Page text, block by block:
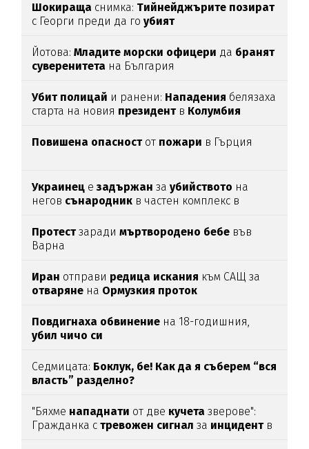
Шокираща снимка: Тийнейджърите позират
с Георги преди да гоубият
Йотова:Младите морски офицери да бранят
суверенитета на България
Убит полицай и ранени: Нападения белязаха
старта на новия президентв Колумбия
Повишена опасностот пожари в Гърция
Украинец езадържан заубийството на
негов сънародник в частен комплекс в
Протестзарадимъртвородено бебе във
Варна
Иран отправи редица искания към САЩ за
отваряне на Ормузкия проток
Повдигнаха обвинение на 18-годишния,
убил чичо си
Седмицата: Боклук, бе! Как да я съберем “вся
власть” разделно?
"Бяхме нападнати от две кучета зверове":
Гражданка стревожен сигнал за инцидентв